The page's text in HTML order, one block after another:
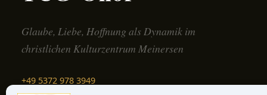
Glaube, Liebe, Hoffnung als Dynamik im
christlichen Kulturzentrum Meinersen
+49 5372 978 3949